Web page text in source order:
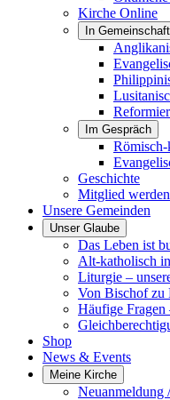
Kirche Online
In Gemeinschaft
Im Gespräch
Geschichte
Mitglied werden
Unsere Gemeinden
Unser Glaube
Das Leben ist
Alt-katholisch
Liturgie –
Von Bischof zu
Häufige
Shop
News & Events
Meine Kirche
Neuanmeldung